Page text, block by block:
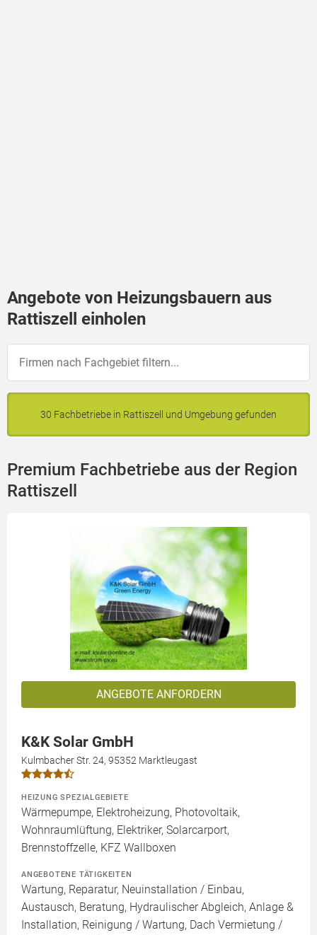
Angebote von Heizungsbauern aus
Rattiszell einholen
30 Fachbetriebe in Rattiszell und Umgebung gefunden
Premium Fachbetriebe aus der Region
Rattiszell
ANGEBOTE ANFORDERN
K&K Solar GmbH
Kulmbacher Str. 24, 95352 Marktleugast
HEIZUNG SPEZIALGEBIETE
Wärmepumpe, Elektroheizung, Photovoltaik,
Wohnraumlüftung, Elektriker, Solarcarport,
Brennstoffzelle, KFZ Wallboxen
ANGEBOTENE TÄTIGKEITEN
Wartung, Reparatur, Neuinstallation / Einbau,
Austausch, Beratung, Hydraulischer Abgleich, Anlage &
Installation, Reinigung / Wartung, Dach Vermietung /